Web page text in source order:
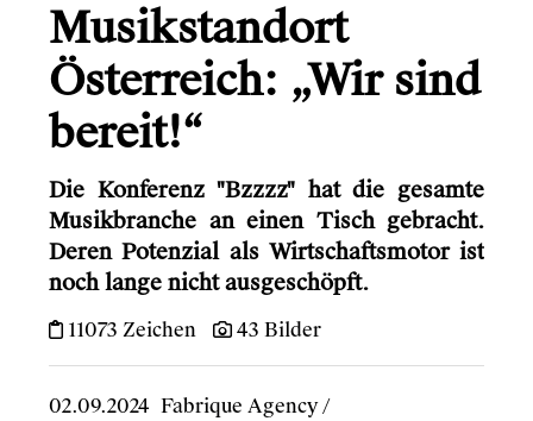
Learning Hospital
Friends in Flats
LG
Info
Kontakt
Musikstandort
Österreich: „Wir sind
bereit!“
Die Konferenz "Bzzzz" hat die gesamte
Musikbranche an einen Tisch gebracht.
Deren Potenzial als Wirtschaftsmotor ist
noch lange nicht ausgeschöpft.
11073 Zeichen 43 Bilder
02.09.2024 Fabrique Agency/